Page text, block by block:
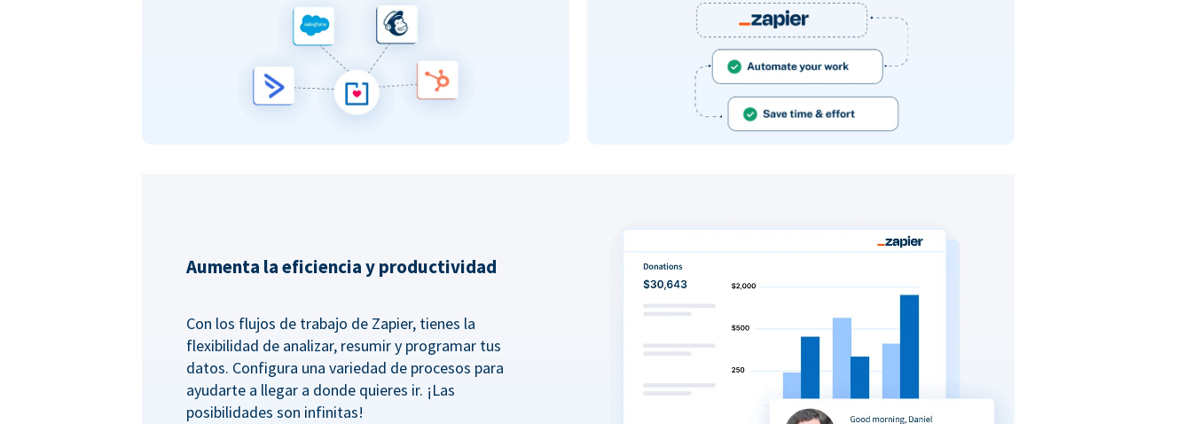
Aumenta la eficiencia y productividad
Con los flujos de trabajo de Zapier, tienes la
flexibilidad de analizar, resumir y programar tus
datos. Configura una variedad de procesos para
ayudarte a llegar a donde quieres ir. ¡Las
posibilidades son infinitas!